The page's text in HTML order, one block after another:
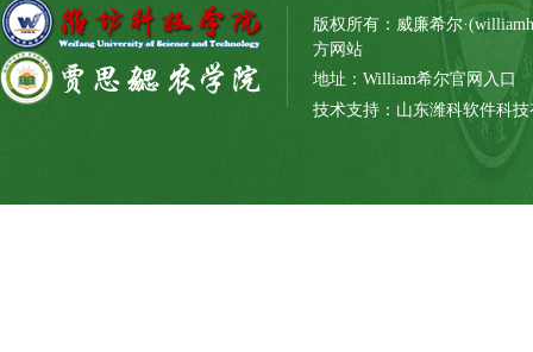
版权所有：威廉希尔
方网站
地址：William希尔官网入口
技术支持：山东潍科软件科